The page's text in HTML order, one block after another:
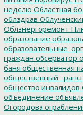
неделю Областная
облздрав
Облэнергоремонт
образование
граждан обсерватор
баня общественная
общественный
общество инвалидов
объединение
Огородова